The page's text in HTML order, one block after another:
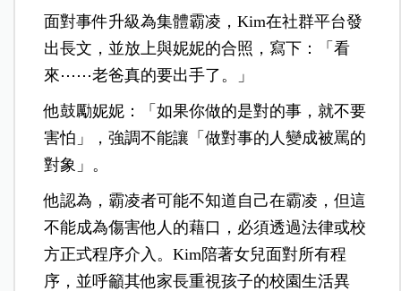
面對事件升級為集體霸凌，Kim在社群平台發
出長文，並放上與妮妮的合照，寫下：「看
來⋯⋯老爸真的要出手了。」
他鼓勵妮妮：「如果你做的是對的事，就不要
害怕」，強調不能讓「做對事的人變成被罵的
對象」。
他認為，霸凌者可能不知道自己在霸凌，但這
不能成為傷害他人的藉口，必須透過法律或校
方正式程序介入。Kim陪著女兒面對所有程
序，並呼籲其他家長重視孩子的校園生活異